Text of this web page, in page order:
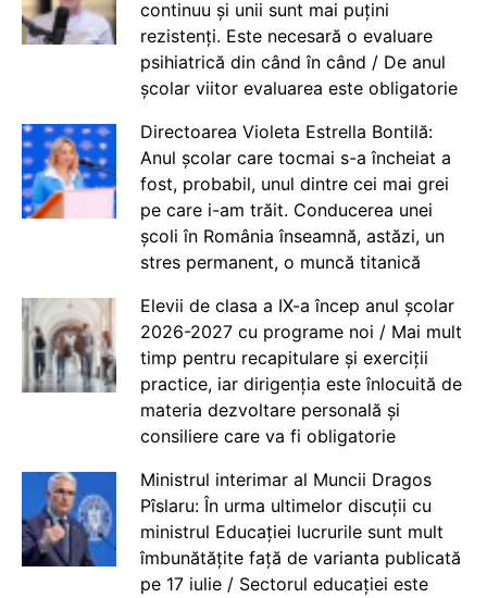
continuu și unii sunt mai puțini
rezistenți. Este necesară o evaluare
psihiatrică din când în când / De anul
școlar viitor evaluarea este obligatorie
Directoarea Violeta Estrella Bontilă:
Anul școlar care tocmai s-a încheiat a
fost, probabil, unul dintre cei mai grei
pe care i-am trăit. Conducerea unei
școli în România înseamnă, astăzi, un
stres permanent, o muncă titanică
Elevii de clasa a IX-a încep anul școlar
2026-2027 cu programe noi / Mai mult
timp pentru recapitulare și exerciții
practice, iar dirigenția este înlocuită de
materia dezvoltare personală și
consiliere care va fi obligatorie
Ministrul interimar al Muncii Dragos
Pîslaru: În urma ultimelor discuții cu
ministrul Educației lucrurile sunt mult
îmbunătățite față de varianta publicată
pe 17 iulie / Sectorul educației este